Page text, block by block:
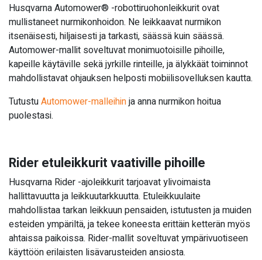
Husqvarna Automower® -robottiruohonleikkurit ovat
mullistaneet nurmikonhoidon. Ne leikkaavat nurmikon
itsenäisesti, hiljaisesti ja tarkasti, säässä kuin säässä.
Automower-mallit soveltuvat monimuotoisille pihoille,
kapeille käytäville sekä jyrkille rinteille, ja älykkäät toiminnot
mahdollistavat ohjauksen helposti mobiilisovelluksen kautta.
TutustuAutomower-malleihinja anna nurmikon hoitua
puolestasi.
Rider etuleikkurit vaativille pihoille
Husqvarna Rider -ajoleikkurit tarjoavat ylivoimaista
hallittavuutta ja leikkuutarkkuutta. Etuleikkuulaite
mahdollistaa tarkan leikkuun pensaiden, istutusten ja muiden
esteiden ympäriltä, ja tekee koneesta erittäin ketterän myös
ahtaissa paikoissa. Rider-mallit soveltuvat ympärivuotiseen
käyttöön erilaisten lisävarusteiden ansiosta.